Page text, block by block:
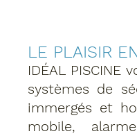
LE PLAISIR
IDÉAL PISCINE
systèmes de
immergés et
mobile,